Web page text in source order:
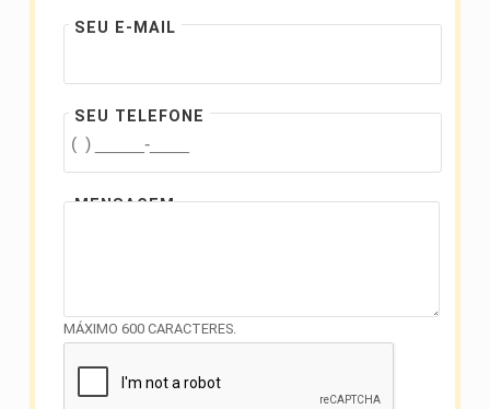
SEU E-MAIL
SEU TELEFONE
MENSAGEM
MÁXIMO 600 CARACTERES.